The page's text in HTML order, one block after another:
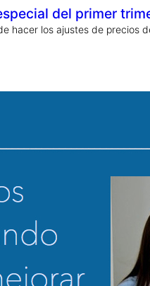
del primer
hacer los ajustes de precios